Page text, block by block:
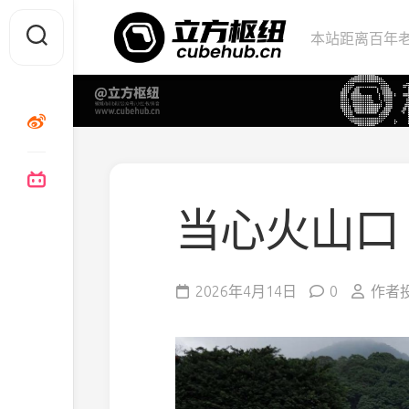
content
本站距离百年
当心火山口
2026年4月14日 0 作者